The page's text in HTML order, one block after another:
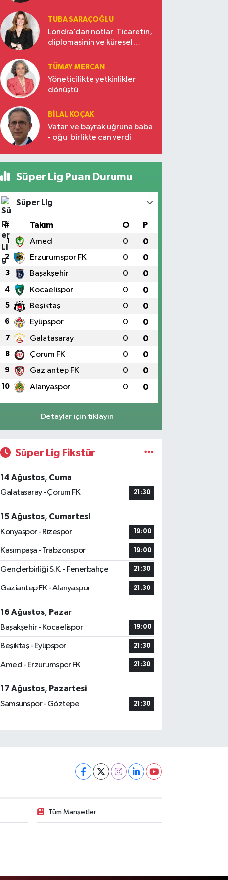
TUBA SARAÇOĞLU
Londra’dan notlar: Ticaretin,
diplomasinin ve küresel
Türkiye’nin yükselen gücü
TÜMAY MERCAN
Yöneticilikte yetkinlikler
dönüştü
BILAL KOÇAK
Vatan ve bayrak uğruna baba
- oğul birlikte can verdi
Süper Lig Puan Durumu
Süper Lig
# Takım O P
1 Amed 0 0
2 Erzurumspor FK 0 0
3 Başakşehir 0 0
4 Kocaelispor 0 0
5 Beşiktaş 0 0
6 Eyüpspor 0 0
7 Galatasaray 0 0
8 Çorum FK 0 0
9 Gaziantep FK 0 0
10 Alanyaspor 0 0
Detaylar için tıklayın
Süper Lig Fikstür
14 Ağustos, Cuma
Galatasaray - Çorum FK
21:30
15 Ağustos, Cumartesi
Konyaspor - Rizespor
19:00
Kasımpaşa - Trabzonspor 19:00
Gençlerbirliği S.K. - Fenerbahçe 21:30
Gaziantep FK - Alanyaspor 21:30
16 Ağustos, Pazar
Başakşehir - Kocaelispor
19:00
Beşiktaş - Eyüpspor 21:30
Amed - Erzurumspor FK 21:30
17 Ağustos, Pazartesi
Samsunspor - Göztepe
21:30
Tüm Manşetler